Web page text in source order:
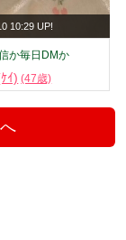
10:29 UP!
か毎日DMか
ｲ) (47歳)